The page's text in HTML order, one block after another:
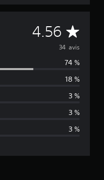
4.56 M
o
y
e
n
d
34 avis
74 %
18 %
3 %
3 %
3 %